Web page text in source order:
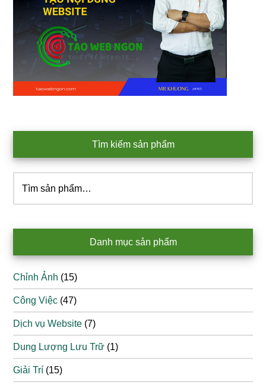
Tìm kiếm sản phẩm
kiếm:
Danh mục sản phẩm
Chỉnh Ảnh (15)
Công Việc (47)
Dịch vụ Website (7)
Dung Lượng Lưu Trữ (1)
Giải Trí (15)